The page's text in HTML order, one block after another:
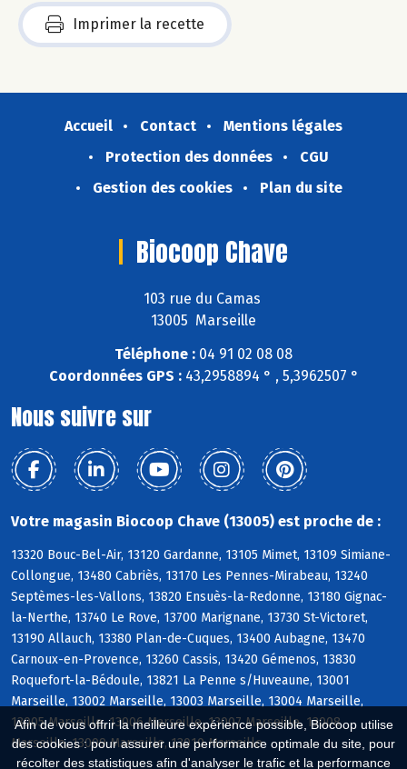
Afin de vous offrir la meilleure expérience possible, Biocoop utilise
des cookies : pour assurer une performance optimale du site, pour
récolter des statistiques afin d'analyser le trafic et la performance
Imprimer la recette
Accueil Contact
Mentions légales
Protection des données
CGU
Gestion des cookies
Plan du site
Biocoop Chave
103 rue du Camas
13005 Marseille
Téléphone : 04 91 02 08 08
Coordonnées GPS :43,2958894 ° , 5,3962507 °
Nous suivre sur
Votre magasin Biocoop Chave (13005) est proche de :
13320 Bouc-Bel-Air, 13120 Gardanne, 13105 Mimet, 13109 Simiane-
Collongue, 13480 Cabriès, 13170 Les Pennes-Mirabeau, 13240
Septèmes-les-Vallons, 13820 Ensuès-la-Redonne, 13180 Gignac-
la-Nerthe, 13740 Le Rove, 13700 Marignane, 13730 St-Victoret,
13190 Allauch, 13380 Plan-de-Cuques, 13400 Aubagne, 13470
Carnoux-en-Provence, 13260 Cassis, 13420 Gémenos, 13830
Roquefort-la-Bédoule, 13821 La Penne s/Huveaune, 13001
Marseille, 13002 Marseille, 13003 Marseille, 13004 Marseille,
13005 Marseille, 13006 Marseille, 13007 Marseille, 13008
Marseille, 13009 Marseille, 13010 Marseille